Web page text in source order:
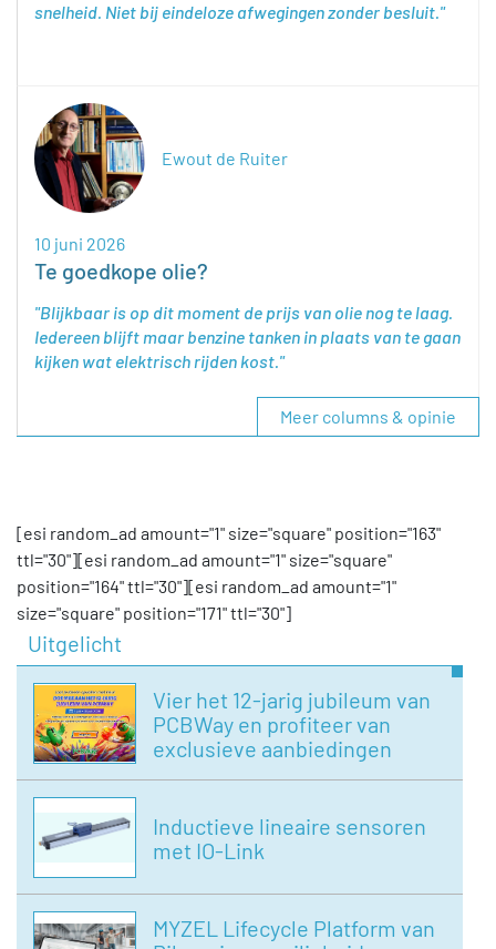
snelheid. Niet bij eindeloze afwegingen zonder besluit.
Ewout de Ruiter
10 juni 2026
Te goedkope olie?
Blijkbaar is op dit moment de prijs van olie nog te laag.
Iedereen blijft maar benzine tanken in plaats van te gaan
kijken wat elektrisch rijden kost.
Meer columns & opinie
[esi random_ad amount="1" size="square" position="163"
ttl="30"][esi random_ad amount="1" size="square"
position="164" ttl="30"][esi random_ad amount="1"
size="square" position="171" ttl="30"]
Uitgelicht
Vier het 12-jarig jubileum van
PCBWay en profiteer van
exclusieve aanbiedingen
Inductieve lineaire sensoren
met IO-Link
MYZEL Lifecycle Platform van